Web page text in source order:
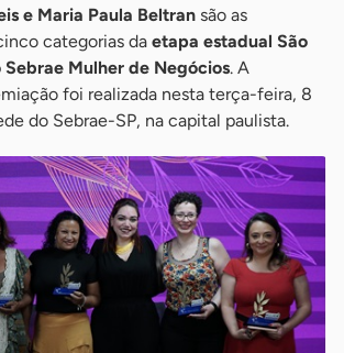
e Maria Paula Beltran são as
categorias da etapa estadual São
Sebrae Mulher de Negócios. A
foi realizada nesta terça-feira, 8
do Sebrae-SP, na capital paulista.